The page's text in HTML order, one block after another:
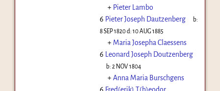
+ Pieter Lambo
6 Pieter Joseph Dautzenberg
b:
8 SEP 1820d: 10 AUG 1885
+ Maria Josepha Claessens
6 Leonard Joseph Doutzenberg
b:2 NOV 1804
+Anna Maria Burschgens
6 Fred(erik) T(h)eodor